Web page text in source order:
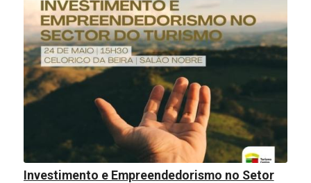
Investimento e Empreendedorismo no Setor